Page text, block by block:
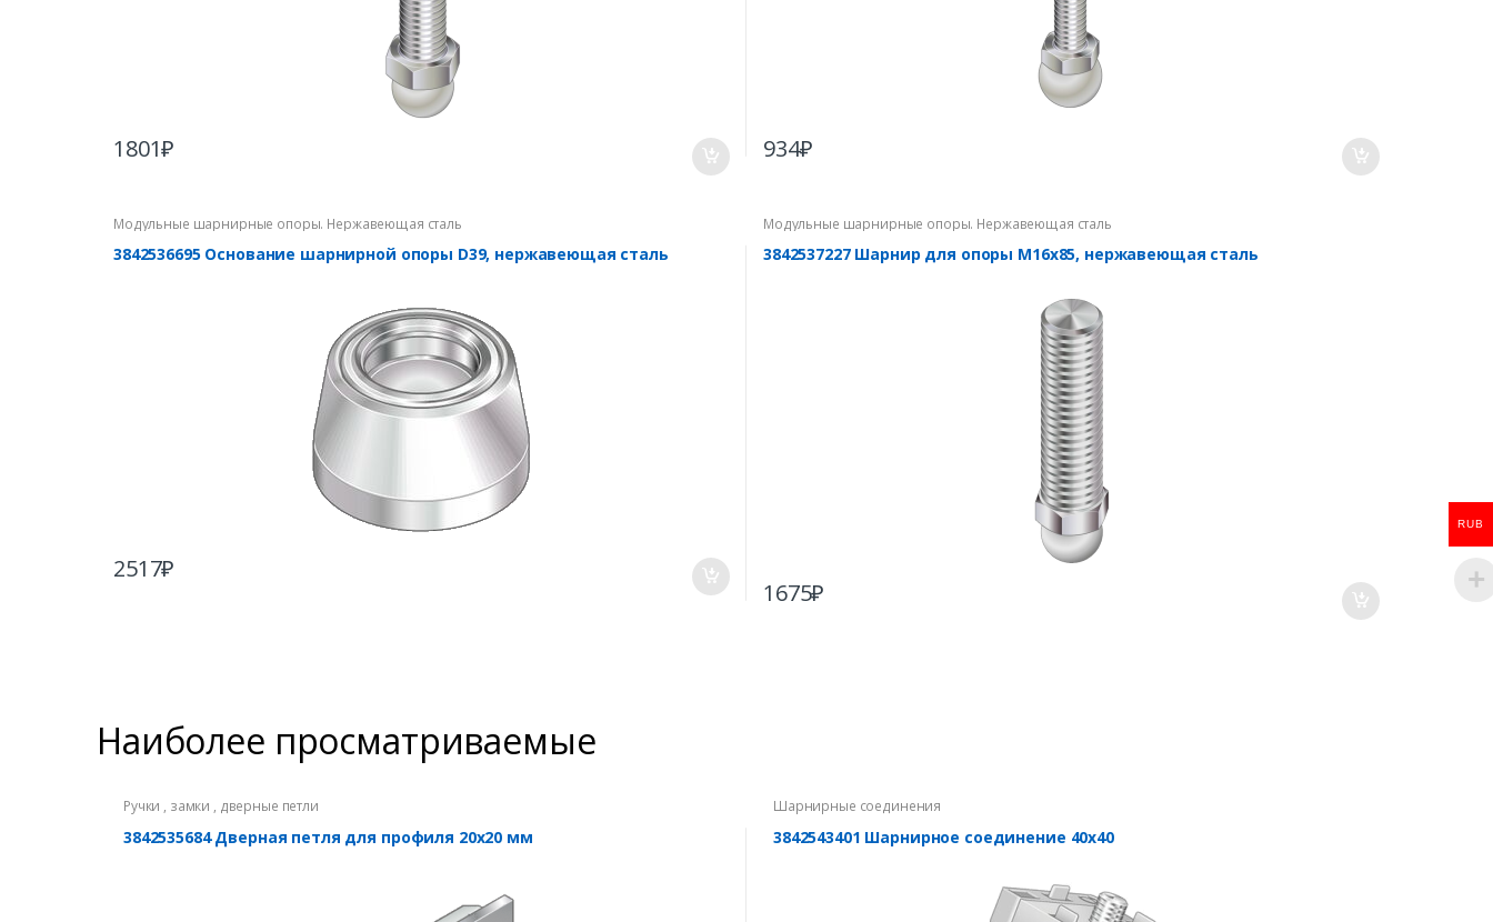
1801₽ 934₽
Модульные шарнирные опоры. Нержавеющая сталь
3842536695 Основание шарнирной опоры D39, нержавеющая сталь
2517₽
Модульные шарнирные опоры. Нержавеющая сталь
3842537227 Шарнир для опоры М16х85, нержавеющая сталь
1675₽
Наиболее просматриваемые
Ручки , замки , дверные петли
3842535684 Дверная петля для профиля 20х20 мм
Шарнирные соединения
3842543401 Шарнирное соединение 40х40
RUB